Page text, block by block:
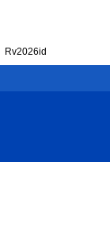
Rv2026id